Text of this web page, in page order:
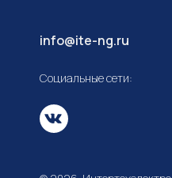
info@ite-ng.ru
Социальные сети: